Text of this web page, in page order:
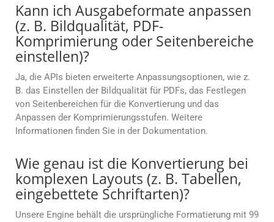
Kann ich Ausgabeformate anpassen
(z. B. Bildqualität, PDF-
Komprimierung oder Seitenbereiche
einstellen)?
Ja, die APIs bieten erweiterte Anpassungsoptionen, wie z.
B. das Einstellen der Bildqualität für PDFs, das Festlegen
von Seitenbereichen für die Konvertierung und das
Anpassen der Komprimierungsstufen. Weitere
Informationen finden Sie in der Dokumentation.
Wie genau ist die Konvertierung bei
komplexen Layouts (z. B. Tabellen,
eingebettete Schriftarten)?
Unsere Engine behält die ursprüngliche Formatierung mit 99